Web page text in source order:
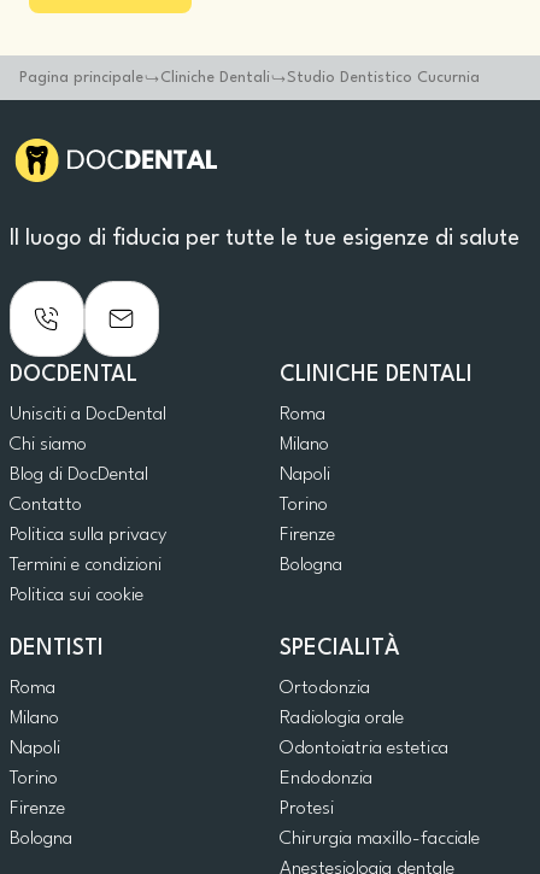
Pagina principale Cliniche Dentali Studio Dentistico Cucurnia
Il luogo di fiducia per tutte le tue esigenze di salute
DOCDENTAL
Unisciti a DocDental
Chi siamo
Blog di DocDental
Contatto
Politica sulla privacy
Termini e condizioni
Politica sui cookie
CLINICHE DENTALI
Roma
Milano
Napoli
Torino
Firenze
Bologna
DENTISTI
Roma
Milano
Napoli
Torino
Firenze
Bologna
SPECIALITÀ
Ortodonzia
Radiologia orale
Odontoiatria estetica
Endodonzia
Protesi
Chirurgia maxillo-facciale
Anestesiologia dentale